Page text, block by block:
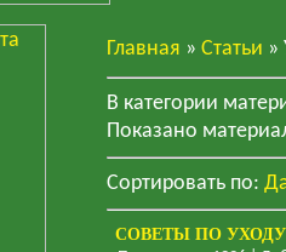
Главная » Статьи »
В категории
Показано
Сортировать по:
СОВЕТЫ ПО